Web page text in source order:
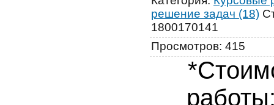
решение задач (18)
1800170141
Просмотров: 415